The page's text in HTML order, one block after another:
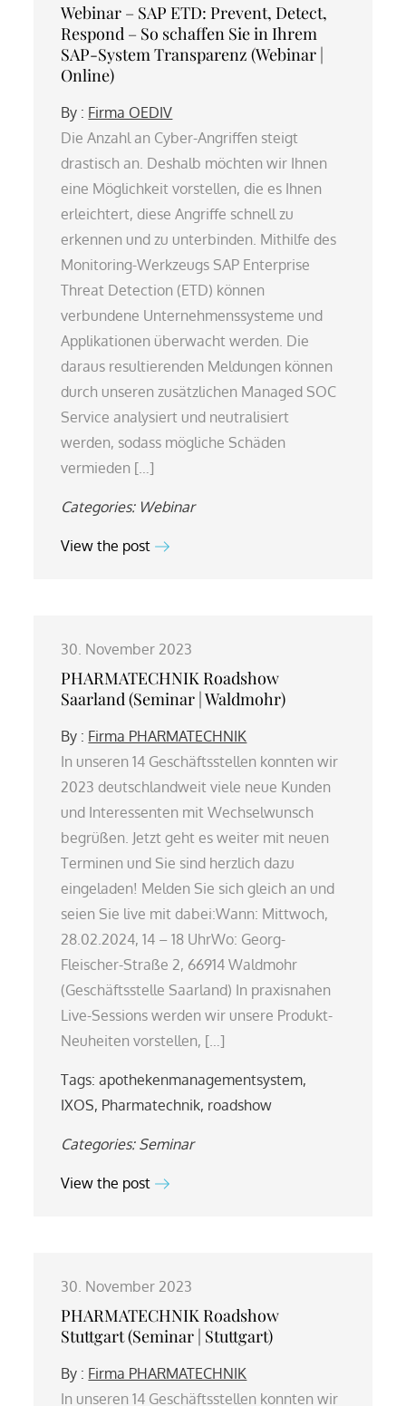
Webinar – SAP ETD: Prevent, Detect,
Respond – So schaffen Sie in Ihrem
SAP-System Transparenz (Webinar |
Online)
By : Firma OEDIV
Die Anzahl an Cyber-Angriffen steigt
drastisch an. Deshalb möchten wir Ihnen
eine Möglichkeit vorstellen, die es Ihnen
erleichtert, diese Angriffe schnell zu
erkennen und zu unterbinden. Mithilfe des
Monitoring-Werkzeugs SAP Enterprise
Threat Detection (ETD) können
verbundene Unternehmenssysteme und
Applikationen überwacht werden. Die
daraus resultierenden Meldungen können
durch unseren zusätzlichen Managed SOC
Service analysiert und neutralisiert
werden, sodass mögliche Schäden
vermieden […]
Categories: Webinar
View the post
30. November 2023
PHARMATECHNIK Roadshow
Saarland (Seminar | Waldmohr)
By : Firma PHARMATECHNIK
In unseren 14 Geschäftsstellen konnten wir
2023 deutschlandweit viele neue Kunden
und Interessenten mit Wechselwunsch
begrüßen. Jetzt geht es weiter mit neuen
Terminen und Sie sind herzlich dazu
eingeladen! Melden Sie sich gleich an und
seien Sie live mit dabei:Wann: Mittwoch,
28.02.2024, 14 – 18 UhrWo: Georg-
Fleischer-Straße 2, 66914 Waldmohr
(Geschäftsstelle Saarland) In praxisnahen
Live-Sessions werden wir unsere Produkt-
Neuheiten vorstellen, […]
Tags:apothekenmanagementsystem,
IXOS, Pharmatechnik, roadshow
Categories: Seminar
View the post
30. November 2023
PHARMATECHNIK Roadshow
Stuttgart (Seminar | Stuttgart)
By : Firma PHARMATECHNIK
In unseren 14 Geschäftsstellen konnten wir